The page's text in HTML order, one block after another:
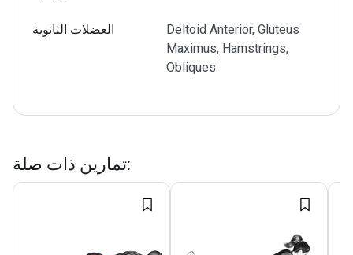
العضلات الثانوية
Deltoid Anterior, Gluteus
Maximus, Hamstrings,
Obliques
تمارين ذات صلة: